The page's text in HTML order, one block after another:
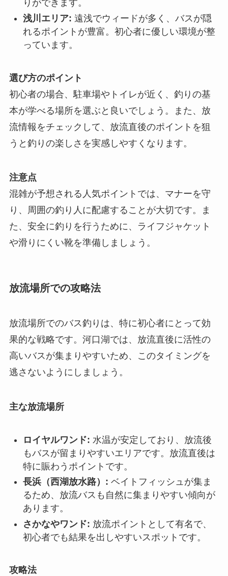
りができます。
浅川エリア: 遠浅でウィードが多く、バスが隠
れるポイントが豊富。初心者に優しい環境が整
っています。
選び方のポイント
初心者の場合、駐車場やトイレが近く、釣りの基
本が学べる場所を選ぶと良いでしょう。また、放
流情報をチェックして、放流直後のポイントを狙
うと釣りの楽しさを実感しやすくなります。
注意点
混雑が予想される人気ポイントでは、マナーを守
り、周囲の釣り人に配慮することが大切です。ま
た、安全に釣りを行うために、ライフジャケット
や滑りにくい靴を準備しましょう。
放流場所での攻略法
放流場所でのバス釣りは、特に初心者にとって効
果的な戦略です。河口湖では、放流直後に活性の
高いバスが集まりやすいため、このタイミングを
逃さないようにしましょう。
主な放流場所
ロイヤルワンド: 水温が安定しており、放流後
もバスが留まりやすいエリアです。放流直後は
特に賑わうポイントです。
長浜（西湖放水路）: ベイトフィッシュが集ま
るため、放流バスも自然に集まりやすい傾向が
あります。
さかなやワンド: 放流ポイントとして有名で、
初心者でも結果を出しやすいスポットです。
攻略法